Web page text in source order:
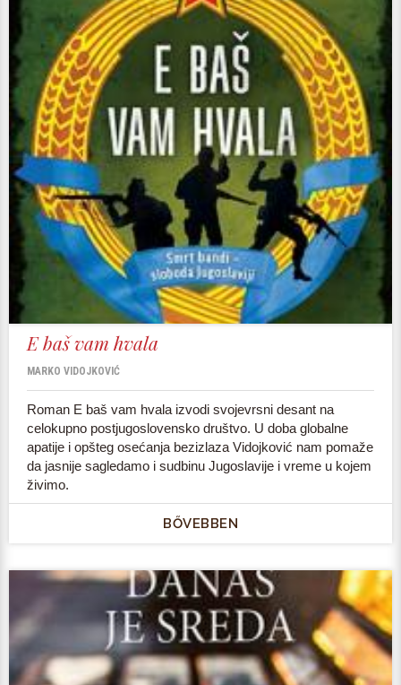
E baš vam hvala
MARKO VIDOJKOVIĆ
Roman E baš vam hvala izvodi svojevrsni desant na
celokupno postjugoslovensko društvo. U doba globalne
apatije i opšteg osećanja bezizlaza Vidojković nam pomaže
da jasnije sagledamo i sudbinu Jugoslavije i vreme u kojem
živimo.
BŐVEBBEN